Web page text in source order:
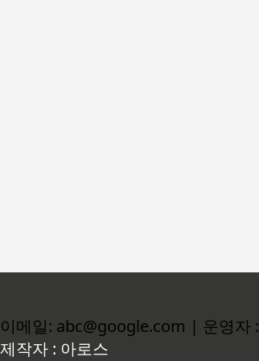
이메일: abc@google.com | 운영자
제작자 : 아로스